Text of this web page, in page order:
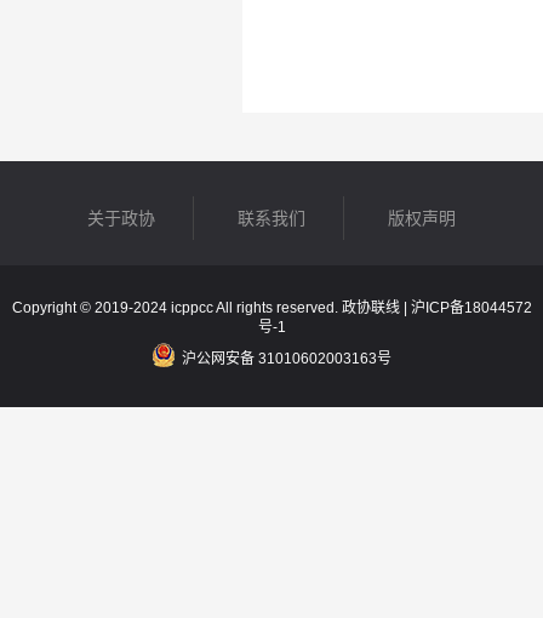
关于政协 联系我们 版权声明
Copyright © 2019-2024 icppcc All rights reserved. 政协联线 | 沪ICP备18044572
号-1
沪公网安备 31010602003163号